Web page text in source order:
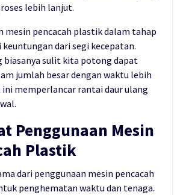
lebih lanjut.
mesin pencacah plastik dalam tahap
dari segi kecepatan.
biasanya sulit kita potong dapat
jumlah besar dengan waktu lebih
memperlancar rantai daur ulang
Penggunaan Mesin
Plastik
dari penggunaan mesin pencacah
penghematan waktu dan tenaga.